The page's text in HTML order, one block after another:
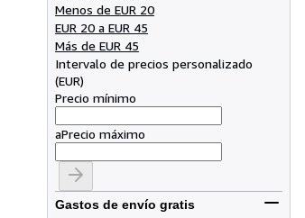
Menos de EUR 20
EUR 20 a EUR 45
Más de EUR 45
Intervalo de precios personalizado
(EUR)
Precio mínimo
aPrecio máximo
Gastos de envío gratis